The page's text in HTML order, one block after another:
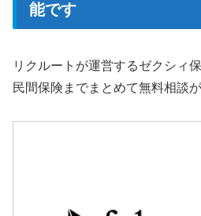
能です
リクルートが運営するゼクシィ
民間保険までまとめて無料相談が